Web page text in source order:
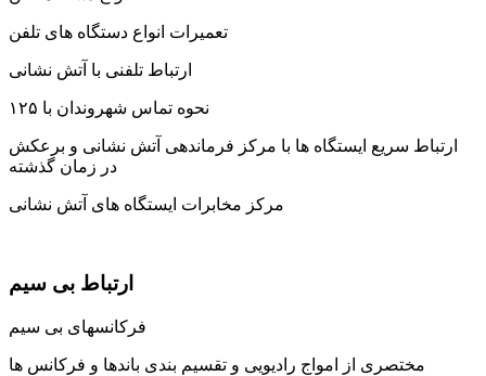
تعمیرات انواع دستگاه های تلفن
ارتباط تلفنی با آتش نشانی
نحوه تماس شهروندان با ۱۲۵
ارتباط سریع ایستگاه ها با مرکز فرماندهی آتش نشانی و برعکش
در زمان گذشته
مرکز مخابرات ایستگاه های آتش نشانی
ارتباط بی سیم
فرکانسهای بی سیم
مختصری از امواج رادیویی و تقسیم بندی باندها و فرکانس ها